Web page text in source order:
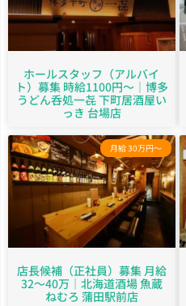
ホールスタッフ（アルバイ
ト）募集 時給1100円～｜博多
うどん呑処一㐂 下町居酒屋い
っき 台場店
月給 30万円～
店長候補（正社員）募集 月給
32～40万｜北海道酒場 魚蔵
ねむろ 蒲田駅前店